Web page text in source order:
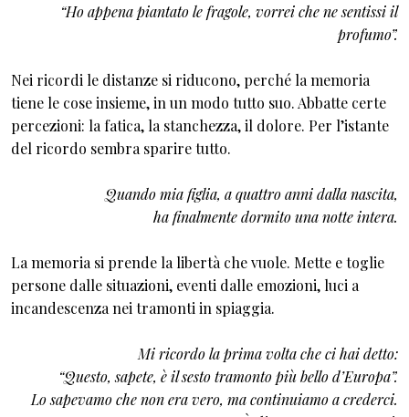
“Ho appena piantato le fragole, vorrei che ne sentissi il
profumo”.
Nei ricordi le distanze si riducono, perché la memoria
tiene le cose insieme, in un modo tutto suo. Abbatte certe
percezioni: la fatica, la stanchezza, il dolore. Per l’istante
del ricordo sembra sparire tutto.
Quando mia figlia, a quattro anni dalla nascita,
ha finalmente dormito una notte intera.
La memoria si prende la libertà che vuole. Mette e toglie
persone dalle situazioni, eventi dalle emozioni, luci a
incandescenza nei tramonti in spiaggia.
Mi ricordo la prima volta che ci hai detto:
“Questo, sapete, è il sesto tramonto più bello d’Europa”.
Lo sapevamo che non era vero, ma continuiamo a crederci.